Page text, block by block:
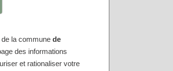
la commune de
des informations
et rationaliser votre